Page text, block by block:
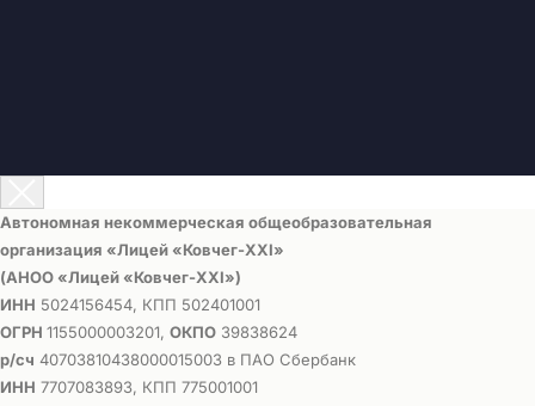
Автономная некоммерческая общеобразовательная
организация «Лицей «Ковчег-ХХI»
(АНОО «Лицей «Ковчег-ХХI»)
ИНН 5024156454, КПП 502401001
ОГРН 1155000003201, ОКПО 39838624
р/сч 40703810438000015003 в ПАО Сбербанк
ИНН 7707083893, КПП 775001001